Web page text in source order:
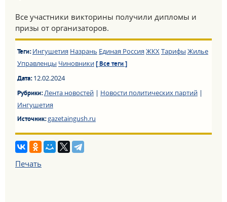
Все участники викторины получили дипломы и
призы от организаторов.
Теги: Ингушетия Назрань Единая Россия ЖКХТарифы Жилье
Управленцы Чиновники [ Все теги ]
Дата:12.02.2024
Рубрики:Лента новостей| Новости политических партий|
Ингушетия
Источник:gazetaingush.ru
Печать